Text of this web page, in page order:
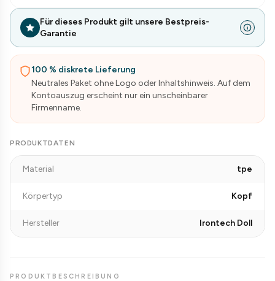
Für dieses Produkt gilt unsere Bestpreis-
Garantie
100 % diskrete Lieferung
Neutrales Paket ohne Logo oder Inhaltshinweis. Auf dem
Kontoauszug erscheint nur ein unscheinbarer
Firmenname.
PRODUKTDATEN
Material tpe
Körpertyp Kopf
Hersteller Irontech Doll
PRODUKTBESCHREIBUNG